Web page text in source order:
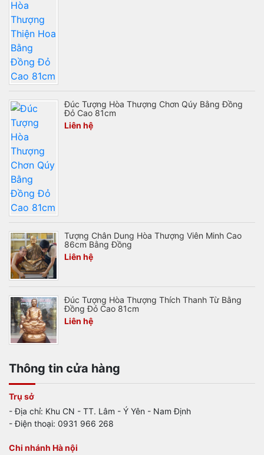
Đúc Tượng Hòa Thượng Chơn Qúy Bằng Đồng
Đỏ Cao 81cm
Liên hệ
Tượng Chân Dung Hòa Thượng Viên Minh Cao
86cm Bằng Đồng
Liên hệ
Đúc Tượng Hòa Thượng Thích Thanh Từ Bằng
Đồng Đỏ Cao 81cm
Liên hệ
Thông tin cửa hàng
Trụ sở
- Địa chỉ: Khu CN - TT. Lâm - Ý Yên - Nam Định
- Điện thoại: 0931 966 268
Chi nhánh Hà nội